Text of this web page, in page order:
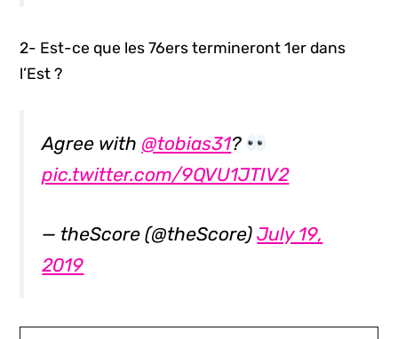
2- Est-ce que les 76ers termineront 1er dans
l’Est ?
Agree with @tobias31?
pic.twitter.com/9QVU1JTIV2
— theScore (@theScore)July 19,
2019